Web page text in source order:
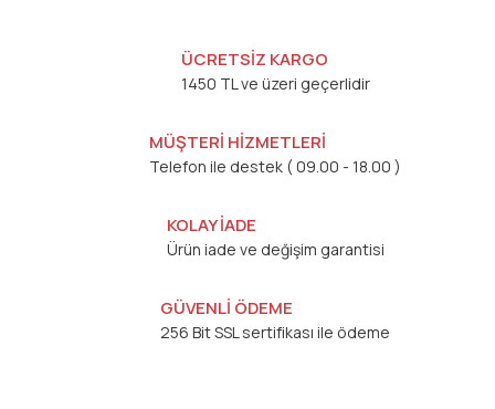
ÜCRETSİZ KARGO
1450 TL ve üzeri geçerlidir
MÜŞTERİ HİZMETLERİ
Telefon ile destek ( 09.00 - 18.00 )
KOLAY İADE
Ürün iade ve değişim garantisi
GÜVENLİ ÖDEME
256 Bit SSL sertifikası ile ödeme